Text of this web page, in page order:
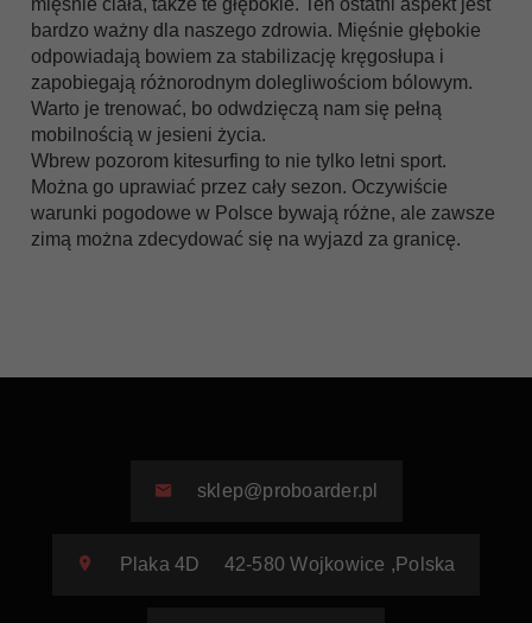
bardzo ważny dla naszego zdrowia. Mięśnie głębokie
odpowiadają bowiem za stabilizację kręgosłupa i
zapobiegają różnorodnym dolegliwościom bólowym.
Warto je trenować, bo odwdzięczą nam się pełną
mobilnością w jesieni życia.
Wbrew pozorom kitesurfing to nie tylko letni sport.
Można go uprawiać przez cały sezon. Oczywiście
warunki pogodowe w Polsce bywają różne, ale zawsze
zimą można zdecydować się na wyjazd za granicę.
sklep@proboarder.pl
Plaka 4D 42-580 Wojkowice , Polska